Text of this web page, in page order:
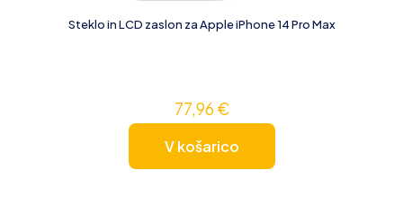
Steklo in LCD zaslon za Apple iPhone 14 Pro Max
77,96€
V košarico